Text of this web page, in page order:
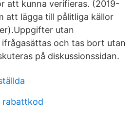
att kunna verifieras. (2019-
att lägga till pålitliga källor
utan
ifrågasättas och tas bort utan
på diskussionssidan.
rabattkod